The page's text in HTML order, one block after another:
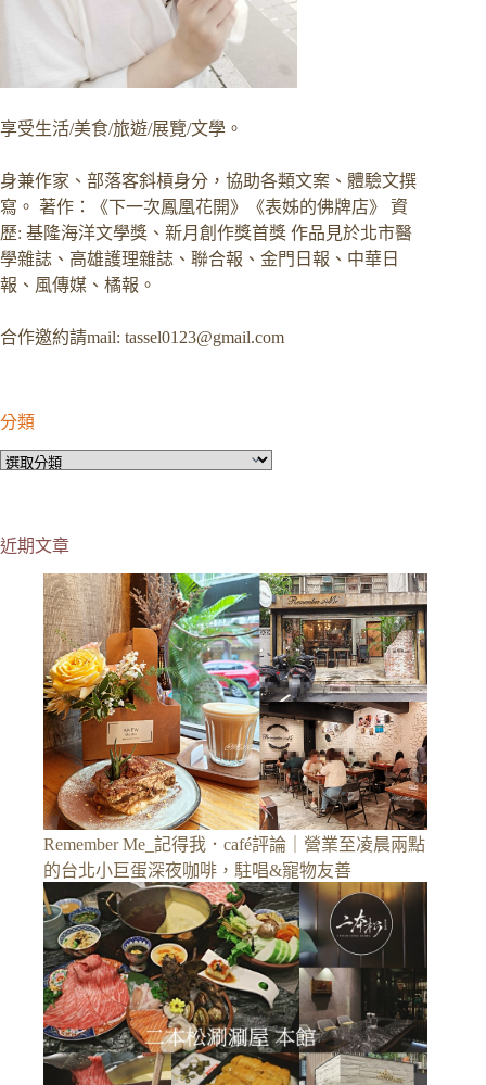
享受生活/美食/旅遊/展覽/文學。
身兼作家、部落客斜槓身分，協助各類文案、體驗文撰
寫。 著作：《下一次鳳凰花開》《表姊的佛牌店》 資
歷: 基隆海洋文學獎、新月創作獎首獎 作品見於北市醫
學雜誌、高雄護理雜誌、聯合報、金門日報、中華日
報、風傳媒、橘報。
合作邀約請mail: tassel0123@gmail.com
分類
分
近期文章
Remember Me_記得我．café評論｜營業至凌晨兩點
的台北小巨蛋深夜咖啡，駐唱&寵物友善